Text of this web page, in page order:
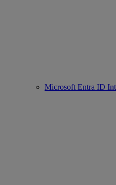
Microsoft Entra ID